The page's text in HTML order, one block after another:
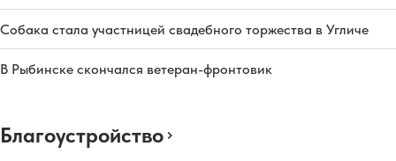
Собака стала участницей свадебного торжества в Угличе
В Рыбинске скончался ветеран-фронтовик
Благоустройство